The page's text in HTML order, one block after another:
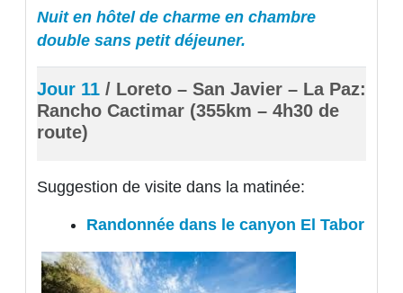
Nuit en hôtel de charme en chambre
double sans petit déjeuner.
Jour 11 / Loreto – San Javier – La Paz:
Rancho Cactimar (355km – 4h30 de
route)
Suggestion de visite dans la matinée:
Randonnée dans le canyon El Tabor